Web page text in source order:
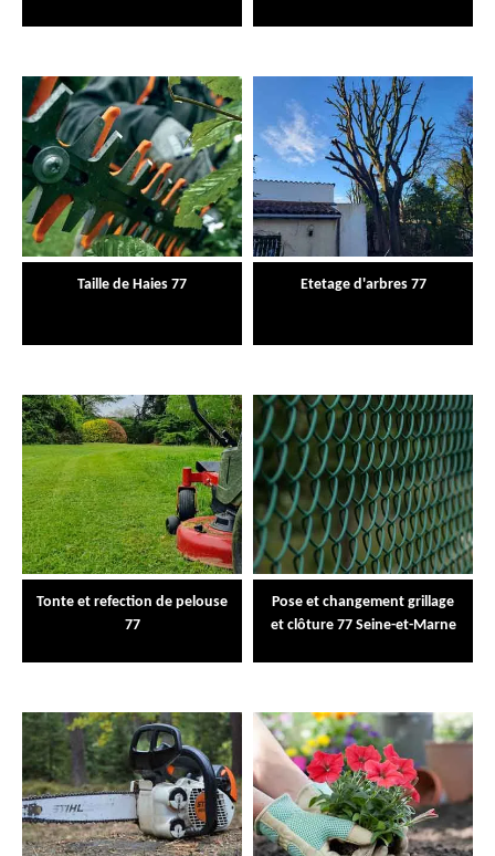
Taille de Haies 77 Etetage d'arbres 77
Tonte et refection de pelouse
77
Pose et changement grillage
et clôture 77 Seine-et-Marne